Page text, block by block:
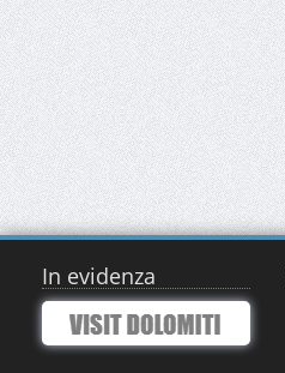
In evidenza